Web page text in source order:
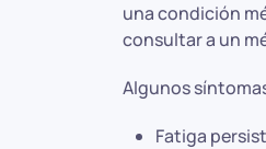
una condición
consultar a un
Algunos
Fatiga